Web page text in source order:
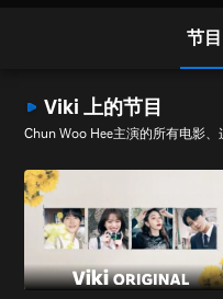
节目
Viki 上的节目
Chun Woo Hee主演的所有电影、